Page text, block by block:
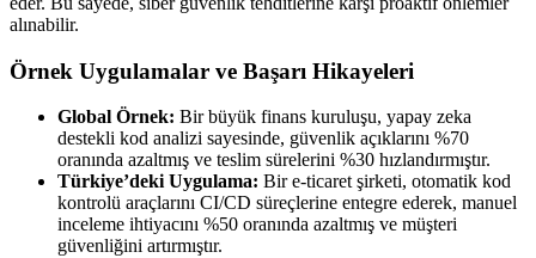
alınabilir.
Örnek Uygulamalar ve Başarı Hikayeleri
Global Örnek: Bir büyük finans kuruluşu, yapay zeka
destekli kod analizi sayesinde, güvenlik açıklarını %70
oranında azaltmış ve teslim sürelerini %30 hızlandırmıştır.
Türkiye’deki Uygulama: Bir e-ticaret şirketi, otomatik kod
kontrolü araçlarını CI/CD süreçlerine entegre ederek, manuel
inceleme ihtiyacını %50 oranında azaltmış ve müşteri
güvenliğini artırmıştır.